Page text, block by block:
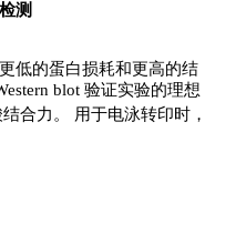
测
低的蛋白损耗和更高的结
blot 验证实验的理想
合力。 用于电泳转印时，